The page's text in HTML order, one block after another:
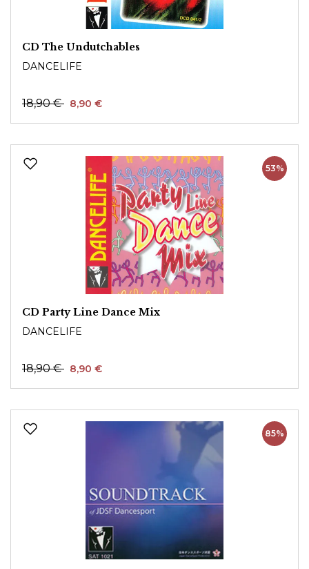
CD The Undutchables
DANCELIFE
18,90 € 8,90 €
53%
CD Party Line Dance Mix
DANCELIFE
18,90 € 8,90 €
85%